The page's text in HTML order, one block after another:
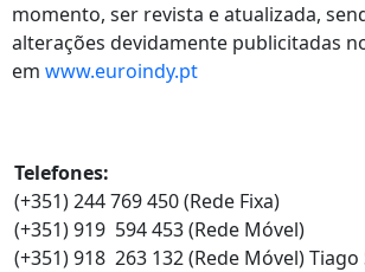
momento, ser revista e atualizada,
alterações devidamente publicitadas
em www.euroindy.pt
Telefones:
(+351) 244 769 450 (Rede Fixa)
(+351) 919 594 453 (Rede Móvel)
(+351) 918 263 132 (Rede Móvel) Tiago